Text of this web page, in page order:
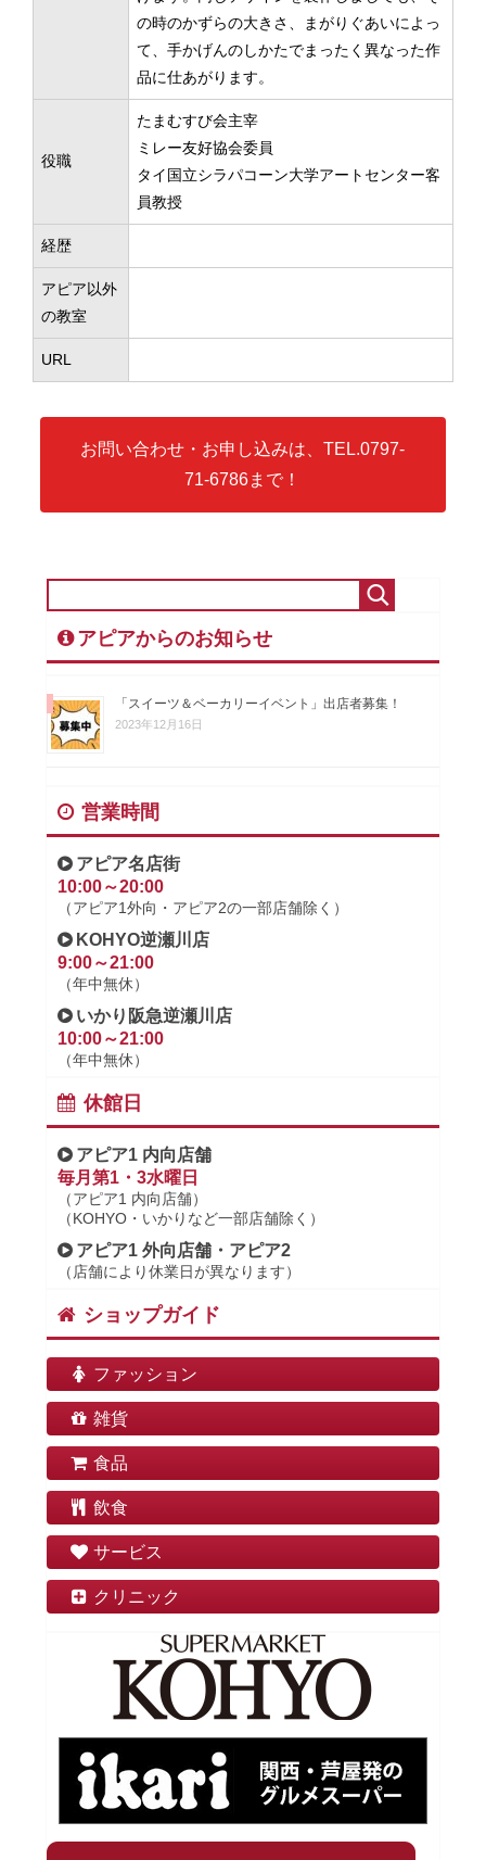
の時のかずらの大きさ、まがりぐあいによっ
て、手かげんのしかたでまったく異なった作
品に仕あがります。
役職
たまむすび会主宰
ミレー友好協会委員
タイ国立シラパコーン大学アートセンター客
員教授
経歴
アピア以外
の教室
URL
お問い合わせ・お申し込みは、TEL.0797-
71-6786まで！
アピアからのお知らせ
「スイーツ＆ベーカリーイベント」出店者募集！
2023年12月16日
営業時間
アピア名店街
10:00～20:00
（アピア1外向・アピア2の一部店舗除く）
KOHYO逆瀬川店
9:00～21:00
（年中無休）
いかり阪急逆瀬川店
10:00～21:00
（年中無休）
休館日
アピア1 内向店舗
毎月第1・3水曜日
（アピア1 内向店舗）
（KOHYO・いかりなど一部店舗除く）
アピア1 外向店舗・アピア2
（店舗により休業日が異なります）
ショップガイド
ファッション
雑貨
食品
飲食
サービス
クリニック